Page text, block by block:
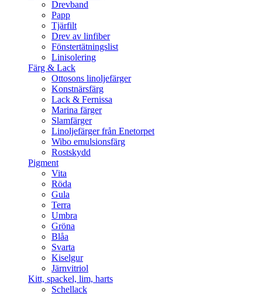
Drevband
Papp
Tjärfilt
Drev av linfiber
Fönstertätningslist
Linisolering
Färg & Lack
Ottosons linoljefärger
Konstnärsfärg
Lack & Fernissa
Marina färger
Slamfärger
Linoljefärger från Enetorpet
Wibo emulsionsfärg
Rostskydd
Pigment
Vita
Röda
Gula
Terra
Umbra
Gröna
Blåa
Svarta
Kiselgur
Järnvitriol
Kitt, spackel, lim, harts
Schellack